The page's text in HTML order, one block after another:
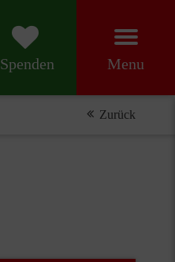
Spenden Menu
Zurück